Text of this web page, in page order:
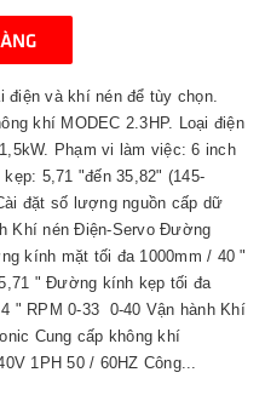
điện và khí nén để tùy chọn.
khí MODEC 2.3HP. Loại điện
Phạm vi làm việc: 6 inch
5,71 "đến 35,82" (145-
đặt số lượng nguồn cấp dữ
Khí nén Điện-Servo Đường
kính mặt tối đa 1000mm / 40 "
" Đường kính kẹp tối đa
" RPM 0-33 0-40 Vận hành Khí
Cung cấp không khí
1PH 50 / 60HZ Công...